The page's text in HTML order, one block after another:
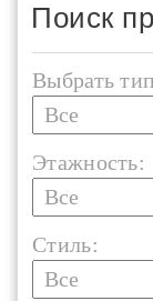
Поиск
Выбрать
Этажность:
Стиль: